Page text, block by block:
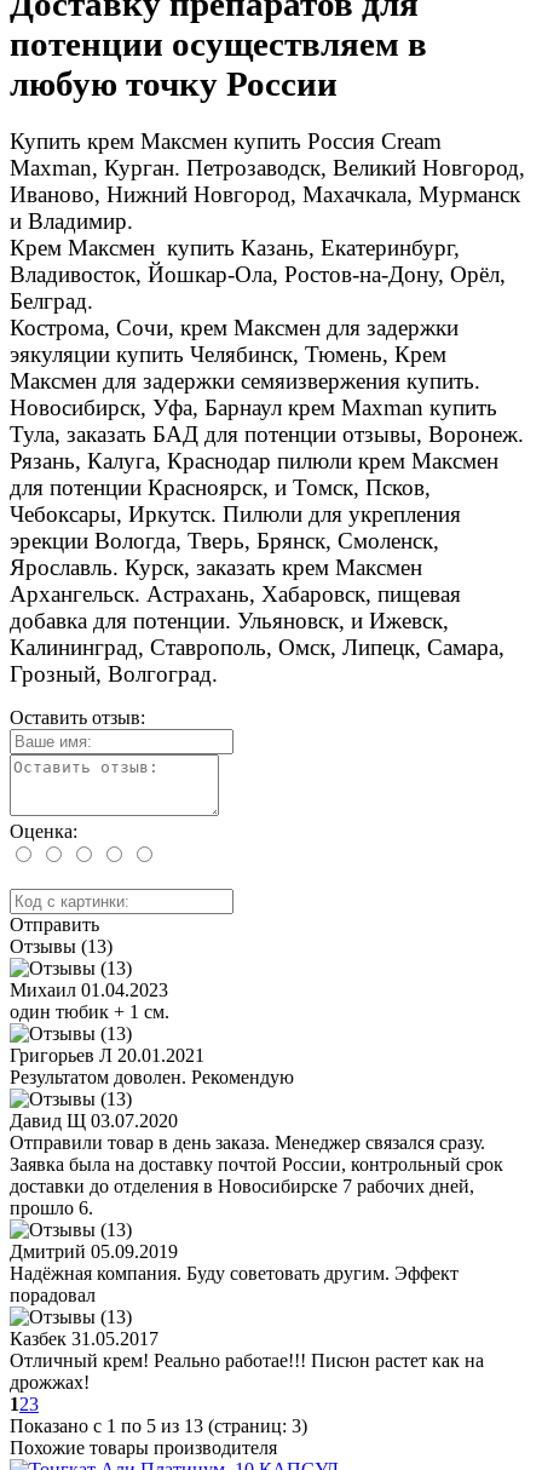
потенции осуществляем в
любую точку России
Купить крем Максмен купить Россия Cream
Maxman, Курган. Петрозаводск, Великий Новгород,
Иваново, Нижний Новгород, Махачкала, Мурманск
и Владимир.
Крем Максмен купить Казань, Екатеринбург,
Владивосток, Йошкар-Ола, Ростов-на-Дону, Орёл,
Белград.
Кострома, Сочи, крем Максмен для задержки
эякуляции купить Челябинск, Тюмень, Крем
Максмен для задержки семяизвержения купить.
Новосибирск, Уфа, Барнаул крем Maxman купить
Тула, заказать БАД для потенции отзывы, Воронеж.
Рязань, Калуга, Краснодар пилюли крем Максмен
для потенции Красноярск, и Томск, Псков,
Чебоксары, Иркутск. Пилюли для укрепления
эрекции Вологда, Тверь, Брянск, Смоленск,
Ярославль. Курск, заказать крем Максмен
Архангельск. Астрахань, Хабаровск, пищевая
добавка для потенции. Ульяновск, и Ижевск,
Калининград, Ставрополь, Омск, Липецк, Самара,
Грозный, Волгоград.
Оставить отзыв:
Оценка:
Отправить
Отзывы (13)
Михаил 01.04.2023
один тюбик + 1 см.
Григорьев Л 20.01.2021
Результатом доволен. Рекомендую
Давид Щ 03.07.2020
Отправили товар в день заказа. Менеджер связался сразу.
Заявка была на доставку почтой России, контрольный срок
доставки до отделения в Новосибирске 7 рабочих дней,
прошло 6.
Дмитрий 05.09.2019
Надёжная компания. Буду советовать другим. Эффект
порадовал
Казбек 31.05.2017
Отличный крем! Реально работае!!! Писюн растет как на
дрожжах!
123
Показано с 1 по 5 из 13 (страниц: 3)
Похожие товары производителя